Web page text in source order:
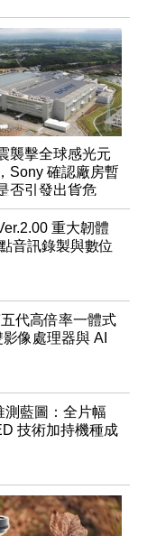
襲擊全球感光元
Sony 確認廠房暫
否引發出貨危
重大韌體
音訊錄製與數位
代高倍率一體式
像處理器與 AI
測藍圖：全片幅
技術加持機種成